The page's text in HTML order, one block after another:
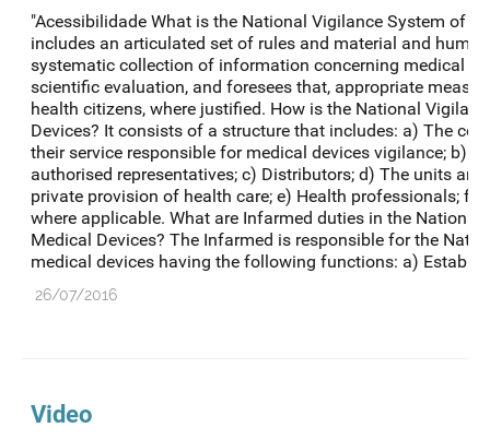
"Acessibilidade What is the National Vigilance System of
includes an articulated set of rules and material and
systematic collection of information concerning medical
scientific evaluation, and foresees that, appropriate
health citizens, where justified. How is the National
Devices? It consists of a structure that includes: a) The
their service responsible for medical devices vigilance; b)
authorised representatives; c) Distributors; d) The units
private provision of health care; e) Health professionals; f)
where applicable. What are Infarmed duties in the National
Medical Devices? The Infarmed is responsible for the
medical devices having the following functions: a)
26/07/2016
Video